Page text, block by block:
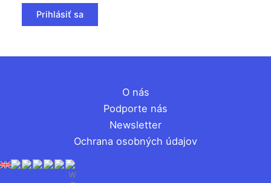
Prihlásiť sa
O nás
Podporte nás
Newsletter
Ochrana osobných údajov